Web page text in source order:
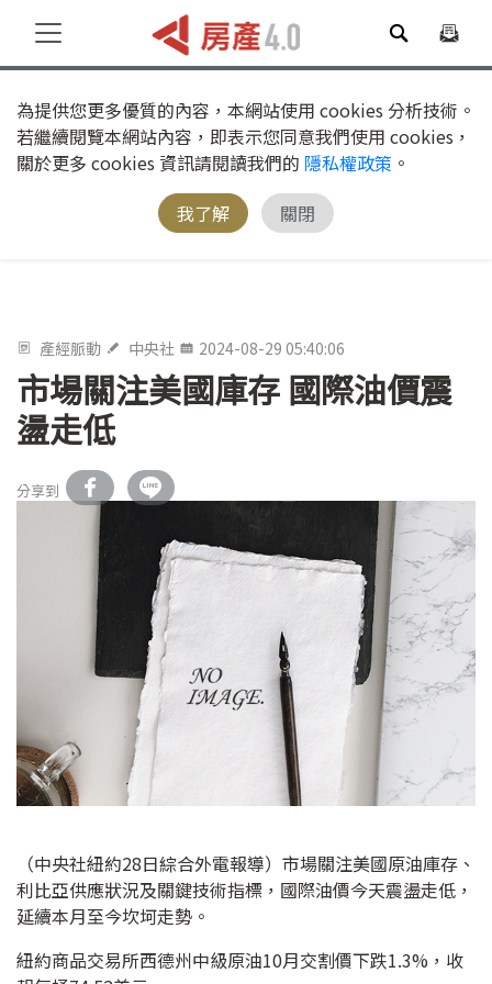
為提供您更多優質的內容，本網站使用 cookies 分析技術。
若繼續閱覽本網站內容，即表示您同意我們使用 cookies，
關於更多 cookies 資訊請閱讀我們的 隱私權政策 。
我了解
關閉
產經脈動 中央社 2024-08-29 05:40:06
市場關注美國庫存 國際油價震
盪走低
分享到
（中央社紐約28日綜合外電報導）市場關注美國原油庫存、
利比亞供應狀況及關鍵技術指標，國際油價今天震盪走低，
延續本月至今坎坷走勢。
紐約商品交易所西德州中級原油10月交割價下跌1.3%，收